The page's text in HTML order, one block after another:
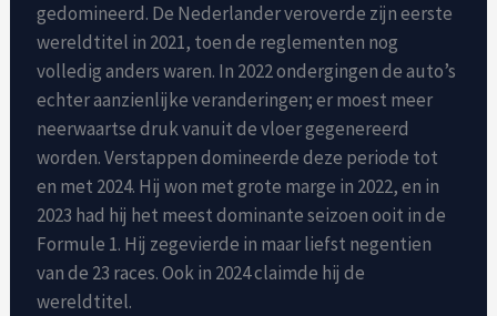
gedomineerd. De Nederlander veroverde zijn eerste
wereldtitel in 2021, toen de reglementen nog
volledig anders waren. In 2022 ondergingen de auto’s
echter aanzienlijke veranderingen; er moest meer
neerwaartse druk vanuit de vloer gegenereerd
worden. Verstappen domineerde deze periode tot
en met 2024. Hij won met grote marge in 2022, en in
2023 had hij het meest dominante seizoen ooit in de
Formule 1. Hij zegevierde in maar liefst negentien
van de 23 races. Ook in 2024 claimde hij de
wereldtitel.